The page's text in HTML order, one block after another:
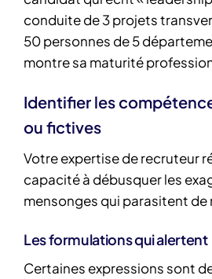
conduite de 3 projets
50 personnes de 5
montre sa maturité
Identifier les
ou fictives
Votre expertise de recruteur
capacité à débusquer les
mensonges qui parasitent de
Les formulations qui alertent
Certaines expressions sont